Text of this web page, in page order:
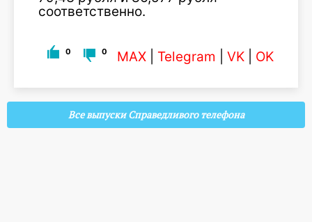
соответственно.
0 0 MAX Telegram VK OK
Все выпуски Справедливого телефона